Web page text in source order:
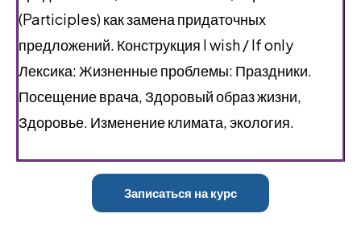
(Participles) как замена придаточных
предложений. Конструкция I wish / If only
Лексика: Жизненные проблемы: Праздники.
Посещение врача, Здоровый образ жизни,
Здоровье. Изменение климата, экология.
Записаться на курс